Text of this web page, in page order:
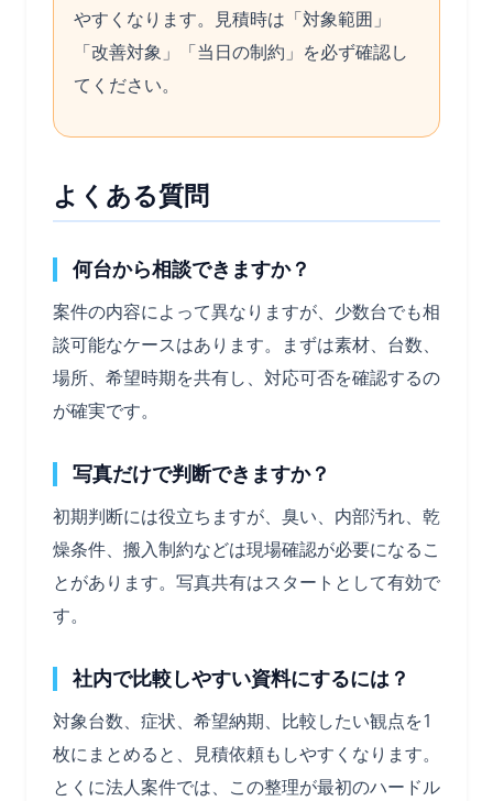
やすくなります。見積時は「対象範囲」
「改善対象」「当日の制約」を必ず確認し
てください。
よくある質問
何台から相談できますか？
案件の内容によって異なりますが、少数台でも相
談可能なケースはあります。まずは素材、台数、
場所、希望時期を共有し、対応可否を確認するの
が確実です。
写真だけで判断できますか？
初期判断には役立ちますが、臭い、内部汚れ、乾
燥条件、搬入制約などは現場確認が必要になるこ
とがあります。写真共有はスタートとして有効で
す。
社内で比較しやすい資料にするには？
対象台数、症状、希望納期、比較したい観点を1
枚にまとめると、見積依頼もしやすくなります。
とくに法人案件では、この整理が最初のハードル